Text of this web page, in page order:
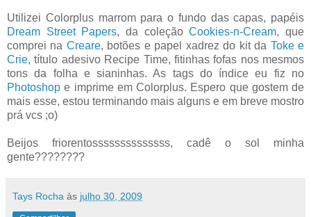
Utilizei Colorplus marrom para o fundo das capas, papéis
Dream Street Papers, da coleçãoCookies-n-Cream, que
comprei na Creare, botões e papel xadrez do kit da Toke e
Crie, título adesivo Recipe Time, fitinhas fofas nos mesmos
tons da folha e sianinhas. As tags do índice eu fiz no
Photoshop e imprime em Colorplus. Espero que gostem de
mais esse, estou terminando mais alguns e em breve mostro
prá vcs ;o)
Beijos friorentossssssssssssss, cadê o sol minha
gente????????
Tays Rocha às julho 30, 2009